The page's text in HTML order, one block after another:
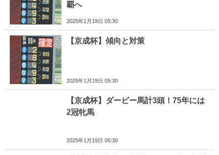
覇へ
2025年1月19日 05:30
【京成杯】傾向と対策
2025年1月19日 05:30
【京成杯】ダービー馬計3頭！75年には
2冠牝馬
2025年1月19日 05:30